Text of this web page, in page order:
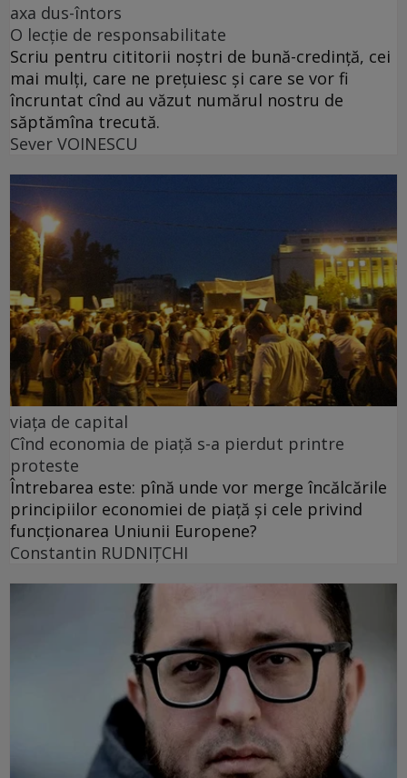
axa dus-întors
O lecție de responsabilitate
Scriu pentru cititorii noștri de bună-credință, cei
mai mulți, care ne prețuiesc și care se vor fi
încruntat cînd au văzut numărul nostru de
săptămîna trecută.
Sever VOINESCU
viața de capital
Cînd economia de piață s-a pierdut printre
proteste
Întrebarea este: pînă unde vor merge încălcările
principiilor economiei de piață și cele privind
funcționarea Uniunii Europene?
Constantin RUDNIŢCHI